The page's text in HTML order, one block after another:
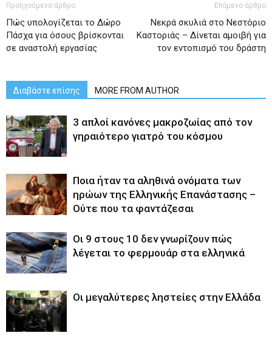
Προηγούμενο άρθρο
Πώς υπολογίζεται το Δώρο
Πάσχα για όσους βρίσκονται
σε αναστολή εργασίας
Επόμενο άρθρο
Νεκρά σκυλιά στο Νεστόριο
Καστοριάς – Δίνεται αμοιβή για
τον εντοπισμό του δράστη
Διαβάστε επίσης MORE FROM AUTHOR
3 απλοί κανόνες μακροζωίας από τον
γηραιότερο γιατρό του κόσμου
Ποια ήταν τα αληθινά ονόματα των
ηρώων της Ελληνικής Επανάστασης –
Ούτε που τα φαντάζεσαι
Οι 9 στους 10 δεν γνωρίζουν πώς
λέγεται το φερμουάρ στα ελληνικά
Οι μεγαλύτερες ληστείες στην Ελλάδα